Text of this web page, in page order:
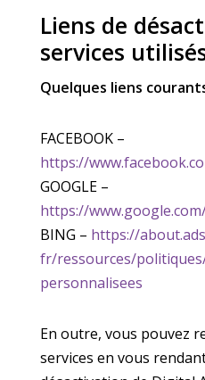
Liens de
services
Quelques liens
FACEBOOK –
https://
GOOGLE –
https://
BING – https://
fr/ressources/
personnalisees
En outre, vous pouvez
services en vous